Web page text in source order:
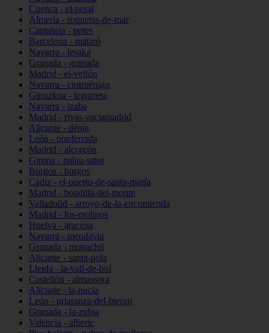
Cuenca - el-peral
Almería - roquetas-de-mar
Cantabria - potes
Barcelona - mataró
Navarra - lesaka
Granada - granada
Madrid - el-vellón
Navarra - cintruénigo
Gipuzkoa - legorreta
Navarra - izaba
Madrid - rivas-vaciamadrid
Alicante - dénia
León - ponferrada
Madrid - alcorcón
Girona - palau-sator
Burgos - burgos
Cádiz - el-puerto-de-santa-maría
Madrid - boadilla-del-monte
Valladolid - arroyo-de-la-encomienda
Madrid - los-molinos
Huelva - aracena
Navarra - mendavia
Granada - monachil
Alicante - santa-pola
Lleida - la-vall-de-boí
Castellón - almassora
Alicante - la-nucia
León - priaranza-del-bierzo
Granada - la-zubia
Valencia - alberic